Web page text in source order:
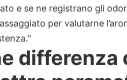
e se ne registrano gli
per valutarne
differenza